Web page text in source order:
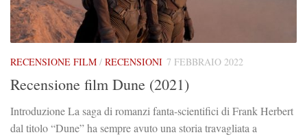
RECENSIONE FILM / RECENSIONI 7 FEBBRAIO 2022
Recensione film Dune (2021)
Introduzione La saga di romanzi fanta-scientifici di Frank Herbert
dal titolo “Dune” ha sempre avuto una storia travagliata a